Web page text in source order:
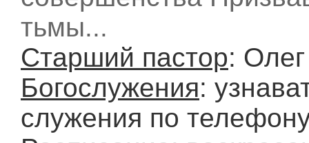
тьмы...
Старший пастор:
Богослужения:
служения по